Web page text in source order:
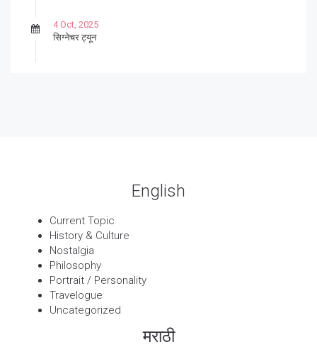
4 Oct, 2025
सिग्नेचर ट्यून
English
Current Topic
History & Culture
Nostalgia
Philosophy
Portrait / Personality
Travelogue
Uncategorized
मराठी